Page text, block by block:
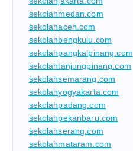
sekolahmedan.com
sekolahaceh.com
sekolahbengkulu.com
sekolahpangkalpinang.com
sekolahtanjungpinang.com
sekolahsemarang.com
sekolahyogyakarta.com
sekolahpadang.com
sekolahpekanbaru.com
sekolahserang.com
sekolahmataram.com